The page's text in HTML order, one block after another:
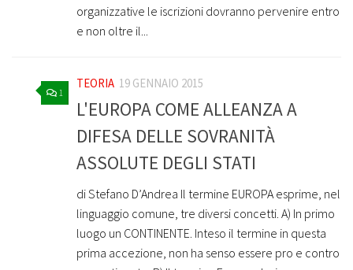
organizzative le iscrizioni dovranno pervenire entro
e non oltre il...
1
TEORIA 19 GENNAIO 2015
L'EUROPA COME ALLEANZA A
DIFESA DELLE SOVRANITÀ
ASSOLUTE DEGLI STATI
di Stefano D’Andrea Il termine EUROPA esprime, nel
linguaggio comune, tre diversi concetti. A) In primo
luogo un CONTINENTE. Inteso il termine in questa
prima accezione, non ha senso essere pro e contro